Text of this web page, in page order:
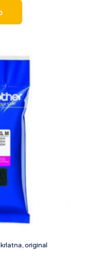
original